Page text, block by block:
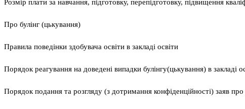
Розмір плати за навчання, підготовку, перепідготовку, підвищення
Про булінг (цькування)
Правила поведінки здобувача освіти в закладі освіти
Порядок реагування на доведені випадки булінгу(цькування) в закладі
Порядок подання та розгляду (з дотримання конфіденційності) заяв про